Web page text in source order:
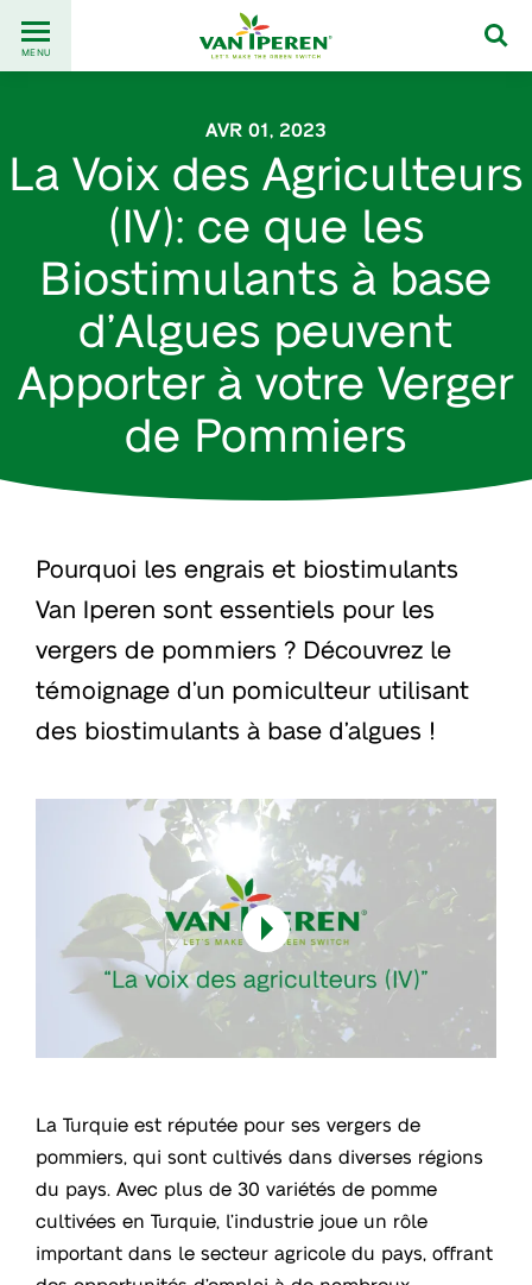
content
Back
to
MENU
AVR 01, 2023
La Voix des Agriculteurs
(IV): ce que les
Biostimulants à base
d’Algues peuvent
Apporter à votre Verger
de Pommiers
Pourquoi les engrais et biostimulants
Van Iperen sont essentiels pour les
vergers de pommiers ? Découvrez le
témoignage d’un pomiculteur utilisant
des biostimulants à base d’algues !
La Turquie est réputée pour ses vergers de
pommiers, qui sont cultivés dans diverses régions
du pays. Avec plus de 30 variétés de pomme
cultivées en Turquie, l’industrie joue un rôle
important dans le secteur agricole du pays, offrant